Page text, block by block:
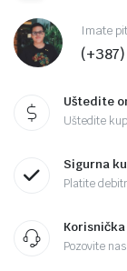
Imate
Uštedite
Uštedite
Sigurna
Platite
Pozovite nas